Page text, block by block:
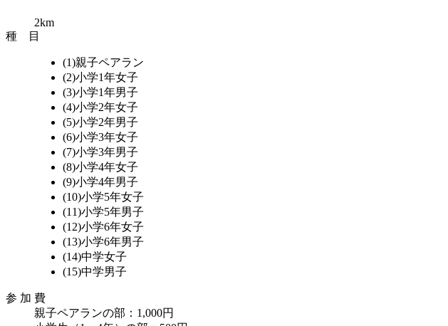
2km
種 目
(1)親子ペアラン
(2)小学1年女子
(3)小学1年男子
(4)小学2年女子
(5)小学2年男子
(6)小学3年女子
(7)小学3年男子
(8)小学4年女子
(9)小学4年男子
(10)小学5年女子
(11)小学5年男子
(12)小学6年女子
(13)小学6年男子
(14)中学女子
(15)中学男子
参 加 費
親子ペアランの部：1,000円